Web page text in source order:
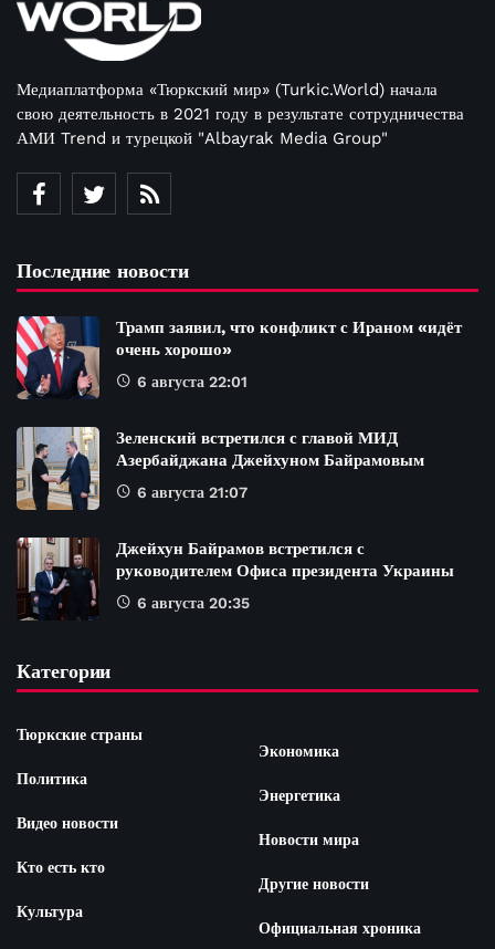
Медиаплатформа «Тюркский мир» (Turkic.World) начала
свою деятельность в 2021 году в результате сотрудничества
АМИ Trend и турецкой "Albayrak Media Group"
Последние новости
Трамп заявил, что конфликт с Ираном «идёт
очень хорошо»
6 августа 22:01
Зеленский встретился с главой МИД
Азербайджана Джейхуном Байрамовым
6 августа 21:07
Джейхун Байрамов встретился с
руководителем Офиса президента Украины
6 августа 20:35
Категории
Тюркские страны
Политика
Видео новости
Кто есть кто
Культура
Экономика
Энергетика
Новости мира
Другие новости
Официальная хроника